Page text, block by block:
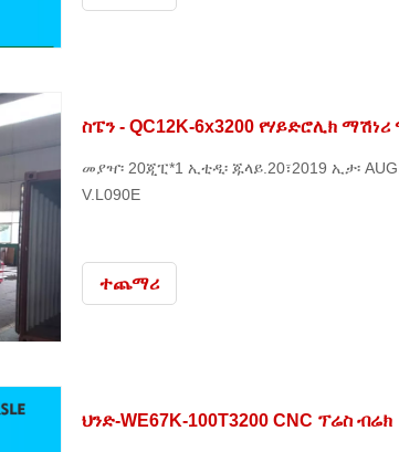
ስፔን - QC12K-6x3200 የሃይድሮሊክ
መያዣ፡ 20ጂፒ*1 ኢቲዲ፡ ጁላይ.20፣2019 ኢታ፡
V.L090E
ተጨማሪ
ህንድ-WE67K-100T3200 CNC ፕሬስ ብሬክ